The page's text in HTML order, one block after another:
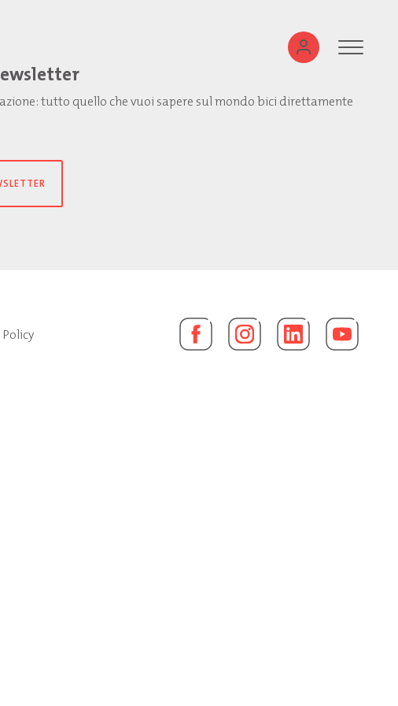
tutto quello che vuoi sapere sul mondo bici direttamente
Policy